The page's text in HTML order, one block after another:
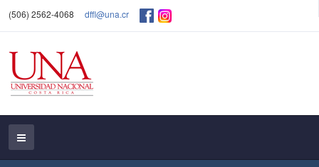
(506) 2562-4068 dffl@una.cr